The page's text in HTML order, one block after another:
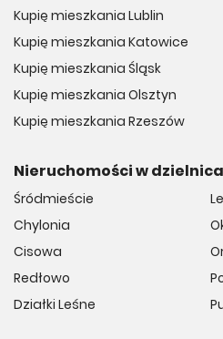
Kupię mieszkania Lublin
Kupię mieszkania Katowice
Kupię mieszkania Śląsk
Kupię mieszkania Olsztyn
Kupię mieszkania Rzeszów
Nieruchomości w
Śródmieście
Chylonia
Cisowa
Redłowo
Działki Leśne